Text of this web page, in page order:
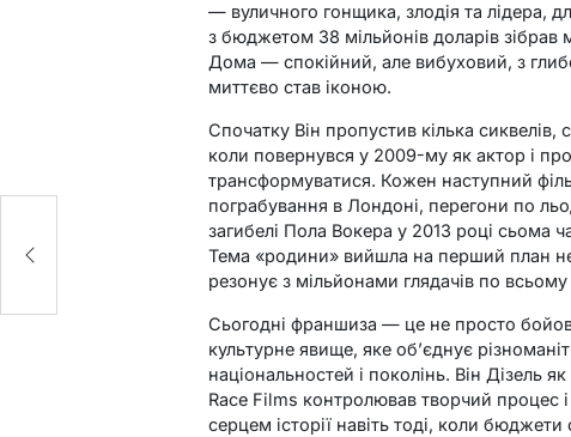
— вуличного гонщика, злодія та лідера,
з бюджетом 38 мільйонів доларів
Дома — спокійний, але вибуховий, з
миттєво став іконою.
Спочатку Він пропустив кілька
коли повернувся у 2009-му як актор і
трансформуватися. Кожен наступний
пограбування в Лондоні, перегони по
загибелі Пола Вокера у 2013 році сьома
Тема «родини» вийшла на перший план
резонує з мільйонами глядачів по всьому
Сьогодні франшиза — це не просто
культурне явище, яке об’єднує
національностей і поколінь. Він Дізель
Race Films контролював творчий процес
серцем історії навіть тоді, коли бюджети